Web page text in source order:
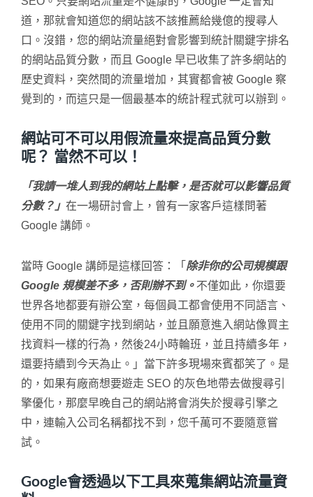
道，那就會知道您的網站該不該推薦給幾億的搜尋人
口。沒錯，您的網站流量絕對會影響到統計關鍵字排名
的網站品質分數，而且 Google 早已收集了許多網站的
歷史資料，突然間的流量增加，其實都會被 Google 察
覺到的，而這只是一個最基本的統計程式就可以辦到。
網站可不可以用假流量來提高品質分數
呢？ 當然不可以！
「我請一堆人到我的網站上點擊，是否就可以影響品質
分數？」 在一場研討會上，曾有一家客戶這樣問著
Google 講師。
當時 Google 講師是這樣回答：「 除非你的公司規模跟
Google 規模差不多，否則辦不到。 不僅如此，你還要
世界各地都要有辦公室，每個員工都會使用不同語言、
使用不同的關鍵字找到網站，並且願意進入網站像買主
找資料一樣的行為，然後24小時輪班，並且持續多年，
還要持續到今天為止。」當下許多現場來賓都笑了。是
的，如果有廠商想要遊走 SEO 的灰色地帶去做搜尋引
擎優化，那麼早晚自己的網站將會消失於搜尋引擎之
中，連輸入公司名稱都找不到，您千萬可不要隨意嘗
試。
Google會透過以下工具來蒐集網站流量資